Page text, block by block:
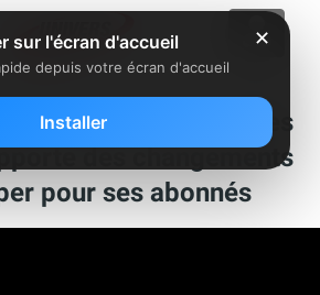
un max de nouvelles
des changements
pour ses abonnés
✕
sur l'écran d'accueil
depuis votre écran d'accueil
Installer